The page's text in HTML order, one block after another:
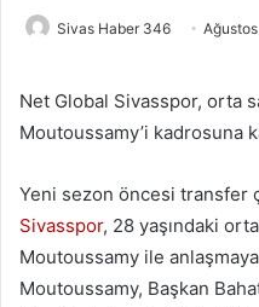
Sivas Haber 346
Net Global Sivasspor, orta
Moutoussamy’i kadrosuna
Yeni sezon öncesi transfer
Sivasspor, 28 yaşındaki
Moutoussamy ile anlaşmaya
Moutoussamy, Başkan